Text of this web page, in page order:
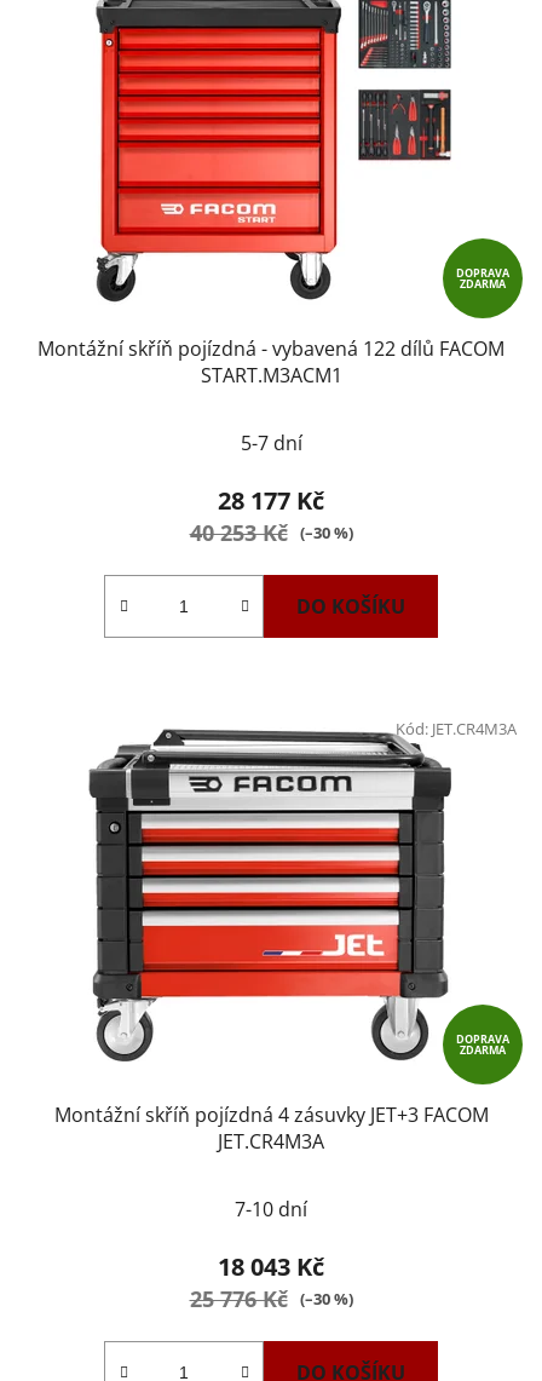
DOPRAVA
ZDARMA
Montážní skříň pojízdná - vybavená 122 dílů FACOM
START.M3ACM1
5-7 dní
28 177 Kč
40 253 Kč (–30 %)
DO KOŠÍKU
DOPRAVA
ZDARMA
Montážní skříň pojízdná 4 zásuvky JET+3 FACOM
JET.CR4M3A
7-10 dní
18 043 Kč
25 776 Kč (–30 %)
DO KOŠÍKU
Kód: JET.CR4M3A